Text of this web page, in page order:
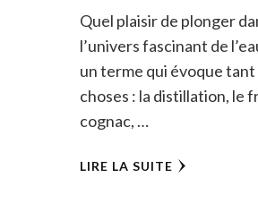
Quel plaisir de plonger
l’univers fascinant de
un terme qui évoque tant
choses : la distillation, le
cognac, …
LIRE LA SUITE